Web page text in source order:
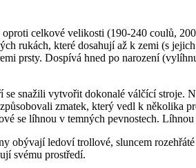
celkové velikosti (190-240 coulů,
rukách, které dosahují až k zemi (s
prsty. Dospívá hned po narození
snažili vytvořit dokonalé válčící stroje.
zmatek, který vedl k několika
se líhnou v temných pevnostech.
obývají ledoví trollové, sluncem
svému prostředí.